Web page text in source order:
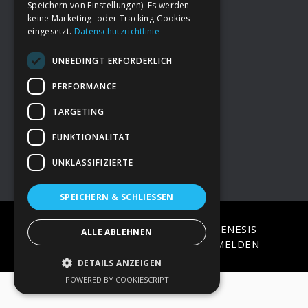
FooterDeine Spende
→ Impressum
→Kontakt zum PAO Team
COPYRIGHT © 2026 · ON
GENESIS
FRAMEWORK·WORDPRESS·ANMELDEN
Speichern von Einstellungen). Es werden
keine Marketing- oder Tracking-Cookies
eingesetzt. Datenschutzrichtlinie
UNBEDINGT ERFORDERLICH
PERFORMANCE
TARGETING
FUNKTIONALITÄT
UNKLASSIFIZIERTE
SPEICHERN & SCHLIESSEN
ALLE ABLEHNEN
DETAILS ANZEIGEN
POWERED BY COOKIESCRIPT